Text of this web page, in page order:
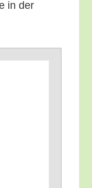
in der